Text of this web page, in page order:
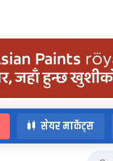
सेयर मार्केट्स